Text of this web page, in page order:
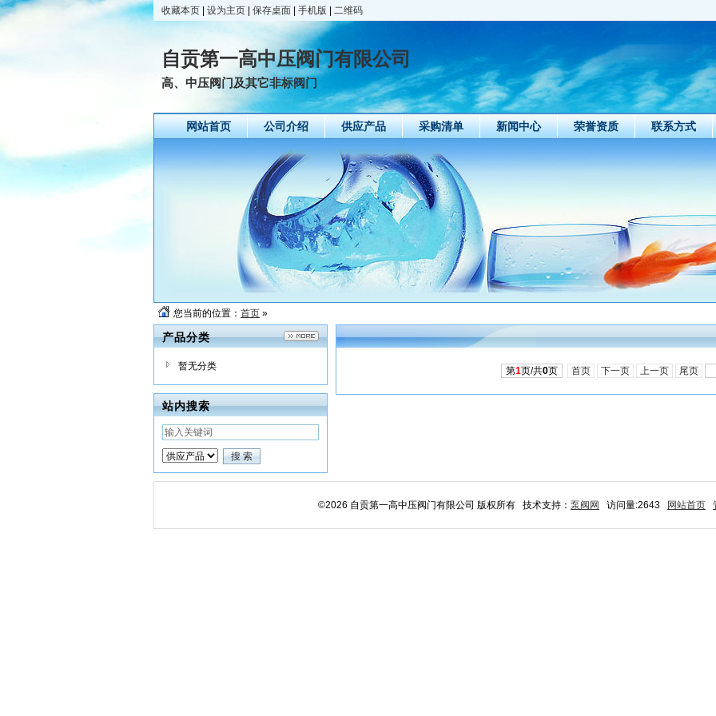
收藏本页 设为主页 保存桌面 手机版 二维码
自贡第一高中压阀门有限公司
高、中压阀门及其它非标阀门
网站首页 公司介绍 供应产品 采购清单 新闻中心 荣誉资质 联系方式
您当前的位置： 首页 »
产品分类
暂无分类
站内搜索
第1页/共0页 首页 下一页 上一页 尾页
©2026 自贡第一高中压阀门有限公司 版权所有 技术支持： 泵阀网 访问量:2643 网站首页